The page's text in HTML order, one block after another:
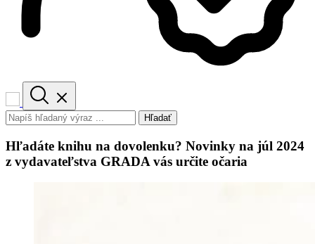
Hľadať
Hľadáte knihu na dovolenku? Novinky na júl 2024
z vydavateľstva GRADA vás určite očaria